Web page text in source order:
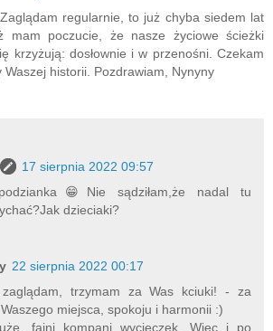
regularnie, to już chyba siedem lat
mam poczucie, że nasze życiowe ścieżki
krzyżują: dosłownie i w przenośni. Czekam
Waszej historii. Pozdrawiam, Nynyny
17 sierpnia 2022 09:57
sądziłam,że nadal tu
dzieciaki?
22 sierpnia 2022 00:17
zaglądam, trzymam za Was kciuki! - za
miejsca, spokoju i harmonii :)
fajni kompani wycieczek. Więc i po